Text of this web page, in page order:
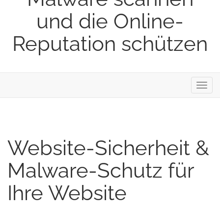
und die Online-
Reputation schützen
ein-/
Website-Sicherheit &
Malware-Schutz für
Ihre Website